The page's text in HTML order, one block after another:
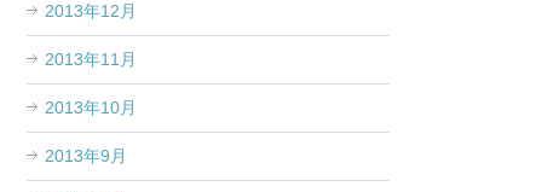
2013年12月
2013年11月
2013年10月
2013年9月